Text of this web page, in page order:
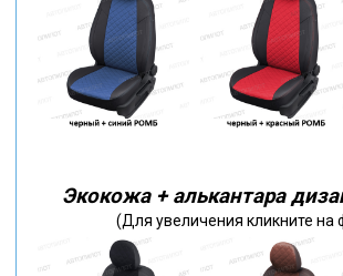
Экокожа + алькантара
(Для увеличения кликните на